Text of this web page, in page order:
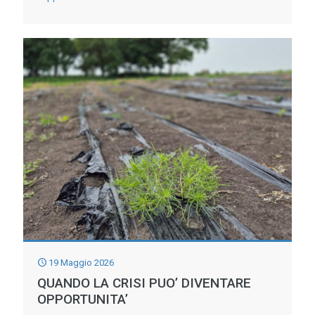
COLTIVA
LA
PACE:
La
Settimana
della
Bonifica
2026
prosegue
con
19 Maggio 2026
QUANDO LA CRISI PUO’ DIVENTARE
OPPORTUNITA’